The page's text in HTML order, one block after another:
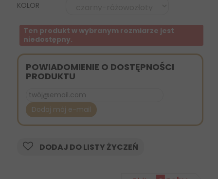
KOLOR
Ten produkt w wybranym rozmiarze jest
niedostępny.
POWIADOMIENIE O DOSTĘPNOŚCI
PRODUKTU
Dodaj mój e-mail
DODAJ DO LISTY ŻYCZEŃ